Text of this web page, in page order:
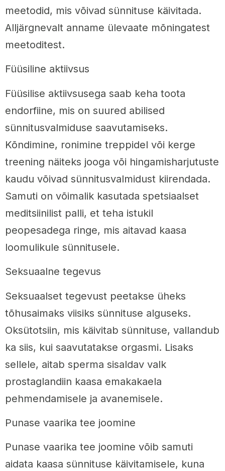
meetodid, mis võivad sünnituse käivitada.
Alljärgnevalt anname ülevaate mõningatest
meetoditest.
Füüsiline aktiivsus
Füüsilise aktiivsusega saab keha toota
endorfiine, mis on suured abilised
sünnitusvalmiduse saavutamiseks.
Kõndimine, ronimine treppidel või kerge
treening näiteks jooga või hingamisharjutuste
kaudu võivad sünnitusvalmidust kiirendada.
Samuti on võimalik kasutada spetsiaalset
meditsiinilist palli, et teha istukil
peopesadega ringe, mis aitavad kaasa
loomulikule sünnitusele.
Seksuaalne tegevus
Seksuaalset tegevust peetakse üheks
tõhusaimaks viisiks sünnituse alguseks.
Oksütotsiin, mis käivitab sünnituse, vallandub
ka siis, kui saavutatakse orgasmi. Lisaks
sellele, aitab sperma sisaldav valk
prostaglandiin kaasa emakakaela
pehmendamisele ja avanemisele.
Punase vaarika tee joomine
Punase vaarika tee joomine võib samuti
aidata kaasa sünnituse käivitamisele, kuna